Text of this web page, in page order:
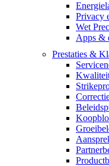
Privacy
Wet
Apps &
Prestaties &